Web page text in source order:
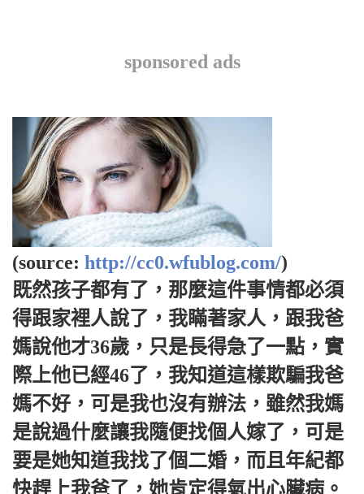
sponsored ads
(source: http://cc0.wfublog.com/)
既然孩子都有了，那麼這件事情都必須
得跟家裡人說了，我瞞著家人，跟我爸
媽說他才36歲，只是長得急了一點，實
際上他已經46了，我知道這樣欺騙我爸
媽不好，可是我也沒有辦法，雖然我媽
是說過什麼讓我隨便找個人嫁了，可是
要是她知道我找了個二婚，而且年紀都
快趕上我爸了，她肯定得氣出心臟病。